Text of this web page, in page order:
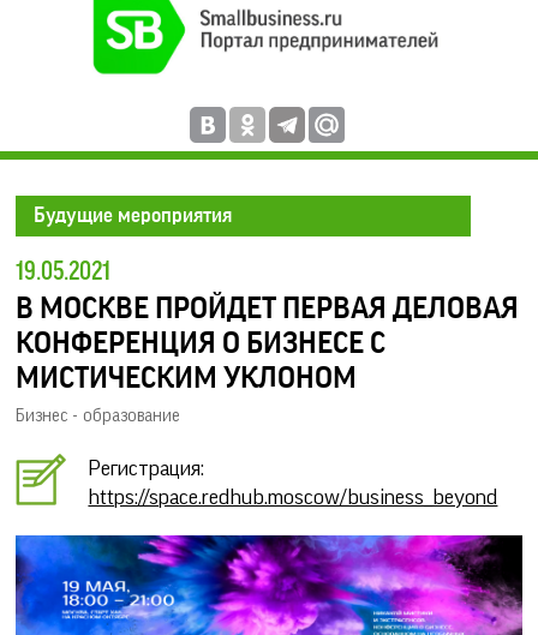
Будущие мероприятия
19.05.2021
В МОСКВЕ ПРОЙДЕТ ПЕРВАЯ ДЕЛОВАЯ
КОНФЕРЕНЦИЯ О БИЗНЕСЕ С
МИСТИЧЕСКИМ УКЛОНОМ
Бизнес - образование
Регистрация:
https://space.redhub.moscow/business_beyond